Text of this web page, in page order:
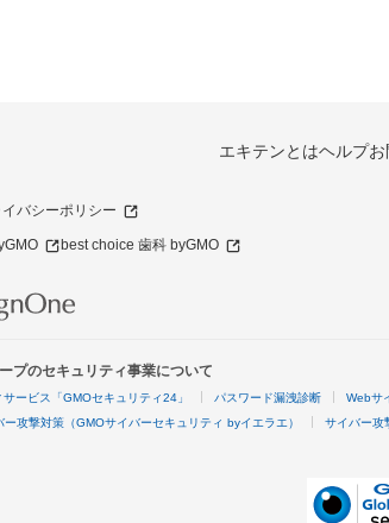
エキテンとはヘルプお
イバシーポリシー
best choice 歯科 byGMO
プのセキュリティ事業について
ービス「GMOセキュリティ24」 パスワード漏洩診断 Webサ
ー攻撃対策（GMOサイバーセキュリティ byイエラエ） サイバー攻